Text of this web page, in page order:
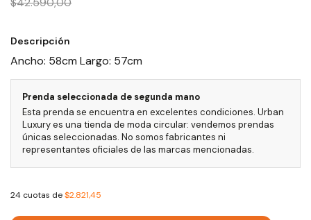
Descripción
Ancho: 58cm Largo: 57cm
Prenda seleccionada de segunda mano
Esta prenda se encuentra en excelentes condiciones. Urban
Luxury es una tienda de moda circular: vendemos prendas
únicas seleccionadas. No somos fabricantes ni
representantes oficiales de las marcas mencionadas.
24 cuotas de$2.821,45